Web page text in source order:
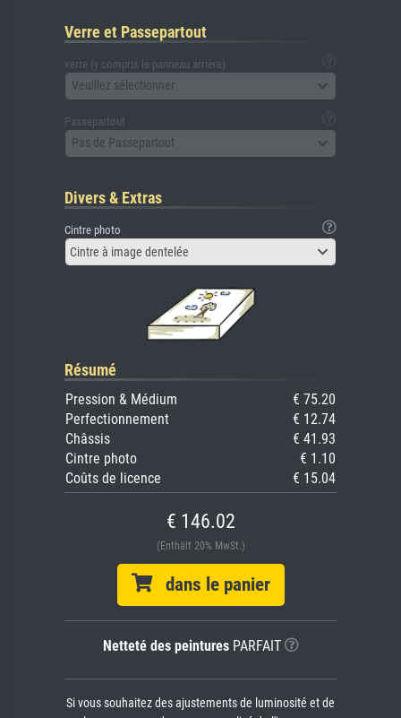
Verre et Passepartout
verre (y compris le panneau arrière)
Veuillez sélectionner
Passepartout
Pas de Passepartout
Divers & Extras
Cintre photo
Cintre à image dentelée
Résumé
Pression & Médium
€ 75.20
Perfectionnement
€ 12.74
Châssis
€ 41.93
Cintre photo
€ 1.10
Coûts de licence
€ 15.04
€ 146.02
(Enthält 20% MwSt.)
dans le panier
Netteté des peinturesPARFAIT
Si vous souhaitez des ajustements de luminosité et de